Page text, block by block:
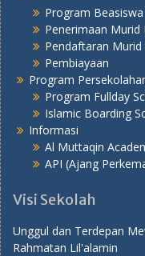
Program Beasiswa
Penerimaan Murid
Pendaftaran Murid
Pembiayaan
Program
Program Fullday
Islamic Boarding
Informasi
Al Muttaqin
API (Ajang
Visi Sekolah
Unggul dan Terdepan
Rahmatan Lil'alamin